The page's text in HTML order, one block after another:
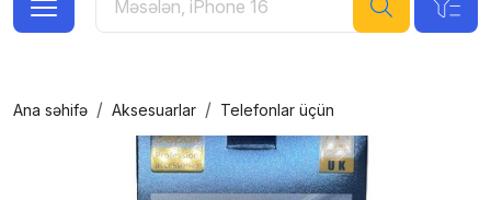
Ana səhifə Aksesuarlar Telefonlar üçün